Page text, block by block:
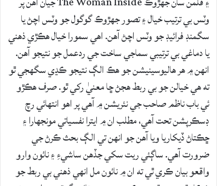
وٽس بي ترتيب خيال ۽ تصور جهڙوڪ گوگول جو وٽس اچڻ يا
سگمنڊ فرائيڊ جو وٽس اچڻ آهن. اهي سمورا خيال هڪڙي ذهني
يا دماغي بي ترتيبي سماجي ساخت جي ردعمل جو نتيجو آهن.
انهن ۾ هر هاليوسينيشن جو هڪ الڳ نتيجو ڪڍي سگهجي ٿو
ته هي خيالن جو بي ربط هجڻ ڇا معنيٰ رکي ٿو. صرف هڪڙو
ئي باب ناظم صاحب جي نئريشن ۾ آهي پر اهو انتهائي رچ
ڊسڪرپشن تحت آهي، مطلب ان ۾ ايترا نفسياتي مونجهارا ۽
ڇڪتاڻ ڏيکاريا ويا آهن جو انهن تي الڳ بحث ڪرڻ جي
ضرورت آهي. ساڳئي ريت سکي جڏهن ساشيءِ ۽ نائون وارو
واقعو بيان ڪري ٿي ته ان ۾ نائون مل انهي ذهني بي ربط جو